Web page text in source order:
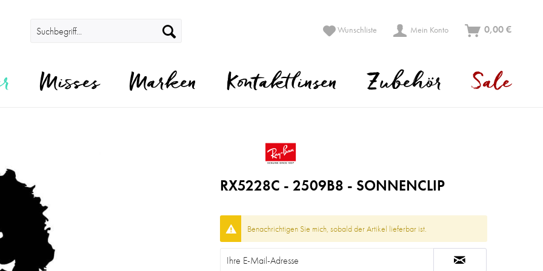
Wunschliste Mein Konto 0,00 €
Misses Marken Kontaktlinsen Zubehör Sale
RX5228C - 2509B8 - SONNENCLIP
Benachrichtigen Sie mich, sobald der Artikel lieferbar ist.